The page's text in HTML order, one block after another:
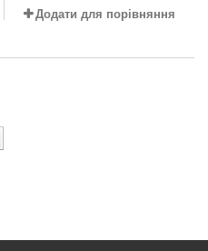
Додати для порівняння